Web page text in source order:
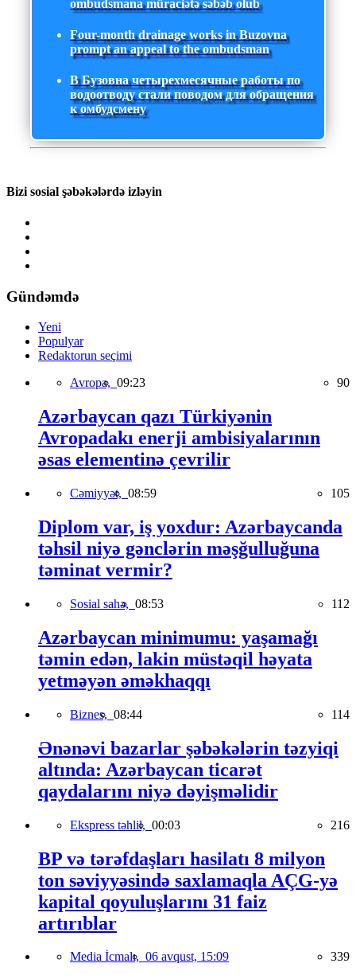
ombudsmana müraciətə səbəb olub
Four-month drainage works in Buzovna
prompt an appeal to the ombudsman
В Бузовна четырехмесячные работы по
водоотводу стали поводом для обращения
к омбудсмену
Bizi sosial şəbəkələrdə izləyin
Gündəmdə
Yeni
Populyar
Redaktorun seçimi
Avropa, 09:23 90
Azərbaycan qazı Türkiyənin
Avropadakı enerji ambisiyalarının
əsas elementinə çevrilir
Cəmiyyət, 08:59 105
Diplom var, iş yoxdur: Azərbaycanda
təhsil niyə gənclərin məşğulluğuna
təminat vermir?
Sosial sahə, 08:53 112
Azərbaycan minimumu: yaşamağı
təmin edən, lakin müstəqil həyata
yetməyən əməkhaqqı
Biznes, 08:44 114
Ənənəvi bazarlar şəbəkələrin təzyiqi
altında: Azərbaycan ticarət
qaydalarını niyə dəyişməlidir
Ekspress təhlil, 00:03 216
BP və tərəfdaşları hasilatı 8 milyon
ton səviyyəsində saxlamaqla AÇG-yə
kapital qoyuluşlarını 31 faiz
artırıblar
Media İcmalı, 06 avqust, 15:09 339